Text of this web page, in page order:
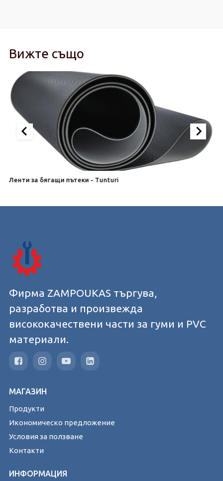
Вижте също
Ленти за бягащи пътеки - Tunturi
Фирма ZAMPOUKAS търгува,
разработва и произвежда
висококачествени части за гуми и PVC
материали.
МАГАЗИН
Продукти
Икономическо предложение
Условия за ползване
Контакти
ИНФОРМАЦИЯ